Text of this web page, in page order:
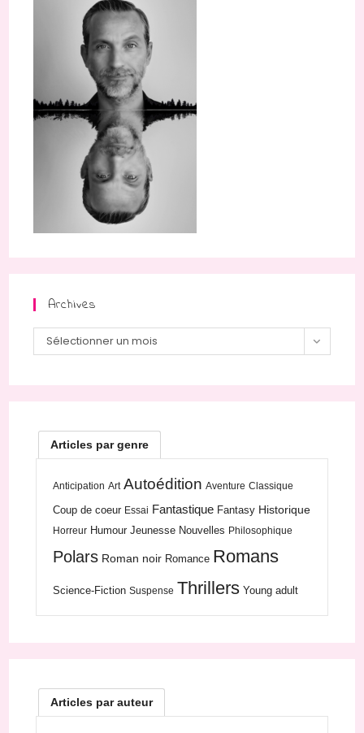
Archives
Archives
Sélectionner un mois
Articles par genre
Anticipation Art Autoédition Aventure Classique
Coup de coeur Essai Fantastique Fantasy Historique
Horreur Humour Jeunesse Nouvelles Philosophique
Polars Roman noir Romance Romans
Science-Fiction Suspense Thrillers Young adult
Articles par auteur